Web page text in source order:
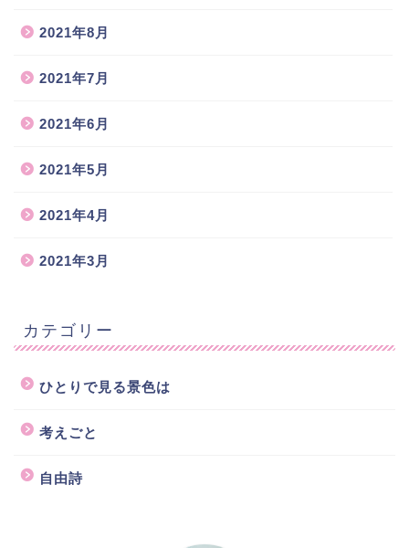
2021年8月
2021年7月
2021年6月
2021年5月
2021年4月
2021年3月
カテゴリー
ひとりで見る景色は
考えごと
自由詩